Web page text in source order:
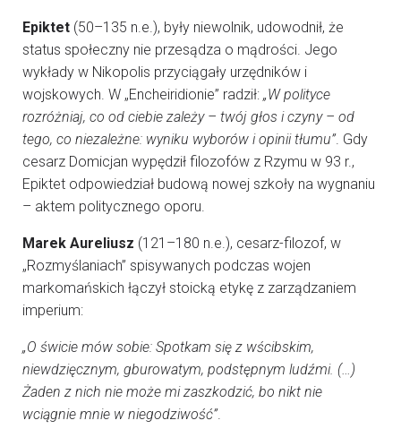
Epiktet (50–135 n.e.), były niewolnik, udowodnił, że
status społeczny nie przesądza o mądrości. Jego
wykłady w Nikopolis przyciągały urzędników i
wojskowych. W „Encheiridionie” radził: „W polityce
rozróżniaj, co od ciebie zależy – twój głos i czyny – od
tego, co niezależne: wyniku wyborów i opinii tłumu”. Gdy
cesarz Domicjan wypędził filozofów z Rzymu w 93 r.,
Epiktet odpowiedział budową nowej szkoły na wygnaniu
– aktem politycznego oporu.
Marek Aureliusz (121–180 n.e.), cesarz-filozof, w
„Rozmyślaniach” spisywanych podczas wojen
markomańskich łączył stoicką etykę z zarządzaniem
imperium:
„O świcie mów sobie: Spotkam się z wścibskim,
niewdzięcznym, gburowatym, podstępnym ludźmi. (…)
Żaden z nich nie może mi zaszkodzić, bo nikt nie
wciągnie mnie w niegodziwość”.